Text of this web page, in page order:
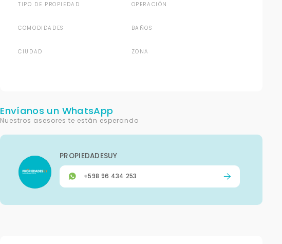
TIPO DE PROPIEDAD OPERACIÓN
COMODIDADES BAÑOS
CIUDAD ZONA
Envíanos un WhatsApp
Nuestros asesores te están esperando
PROPIEDADESUY
+598 96 434 253